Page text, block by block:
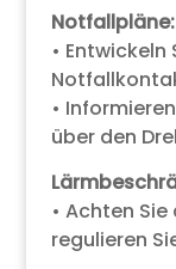
Notfallpläne:
•
•
über den
• Achten
regulieren